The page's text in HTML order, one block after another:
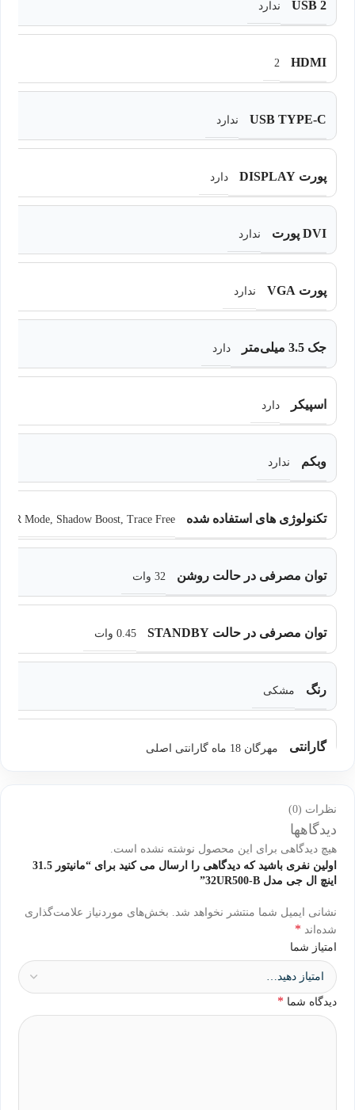
USB 2 ندارد
HDMI
2
USB TYPE-C ندارد
پورت DISPLAY دارد
DVI پورت ندارد
پورت VGA ندارد
جک 3.5 میلی‌متر دارد
اسپیکر دارد
وبکم ندارد
تکنولوژی های استفاده شده Mode, Shadow Boost, Trace Free
توان مصرفی در حالت روشن 32 وات
توان مصرفی در حالت STANDBY 0.45 وات
رنگ مشکی
گارانتی مهرگان 18 ماه گارانتی اصلی
نظرات (0)
دیدگاهها
هیچ دیدگاهی برای این محصول نوشته نشده است.
اولین نفری باشید که دیدگاهی را ارسال می کنید برای “مانیتور 31.5
اینچ ال جی مدل 32UR500-B”
نشانی ایمیل شما منتشر نخواهد شد. بخش‌های موردنیاز علامت‌گذاری
شده‌اند *
امتیاز شما
دیدگاه شما *